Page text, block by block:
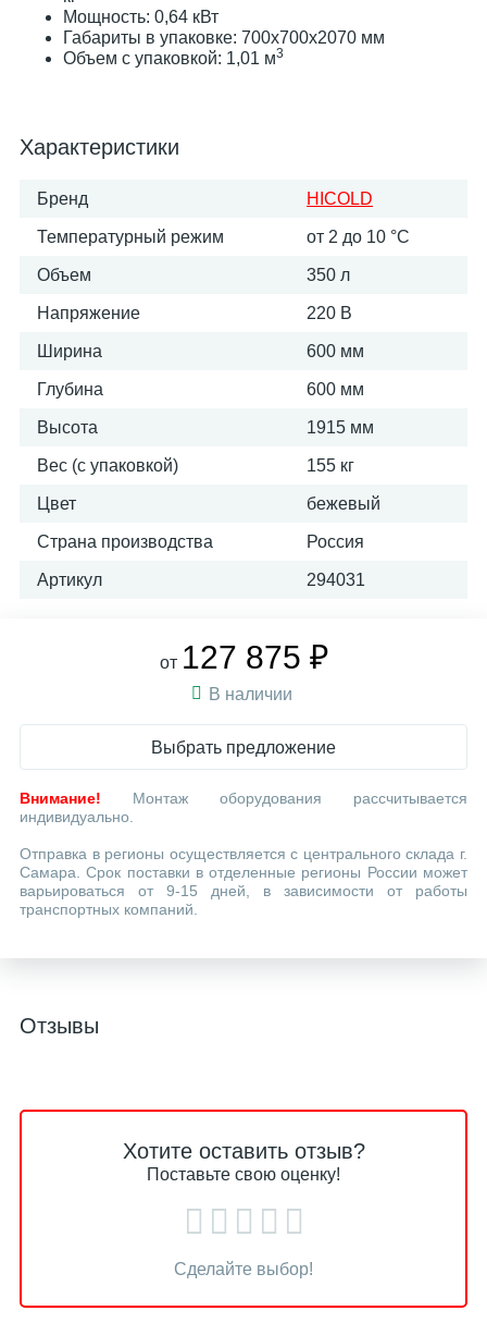
Мощность: 0,64 кВт
Габариты в упаковке: 700х700х2070 мм
Объем с упаковкой: 1,01 м3
Характеристики
Бренд HICOLD
Температурный режим от 2 до 10 °С
Объем 350 л
Напряжение 220 В
Ширина 600 мм
Глубина 600 мм
Высота 1915 мм
Вес (с упаковкой) 155 кг
Цвет бежевый
Страна производства Россия
Артикул 294031
от 127 875 ₽
В наличии
Выбрать предложение
Внимание! Монтаж оборудования рассчитывается
индивидуально.
Отправка в регионы осуществляется с центрального склада г.
Самара. Срок поставки в отделенные регионы России может
варьироваться от 9-15 дней, в зависимости от работы
транспортных компаний.
Отзывы
Хотите оставить отзыв?
Поставьте свою оценку!
Сделайте выбор!